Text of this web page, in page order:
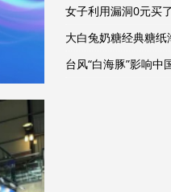
女子利用漏洞0元买
大白兔奶糖经典糖纸
台风“白海豚”影响中